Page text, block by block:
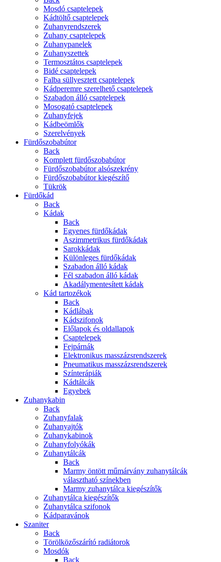
Mosdó csaptelepek
Kádtöltő csaptelepek
Zuhanyrendszerek
Zuhany csaptelepek
Zuhanypanelek
Zuhanyszettek
Termosztátos csaptelepek
Bidé csaptelepek
Falba süllyesztett csaptelepek
Kádperemre szerelhető csaptelepek
Szabadon álló csaptelepek
Mosogató csaptelepek
Zuhanyfejek
Kádbeömlők
Szerelvények
Fürdőszobabútor
Back
Komplett fürdőszobabútor
Fürdőszobabútor alsószekrény
Fürdőszobabútor kiegészítő
Tükrök
Fürdőkád
Back
Kádak
Back
Egyenes fürdőkádak
Aszimmetrikus fürdőkádak
Sarokkádak
Különleges fürdőkádak
Szabadon álló kádak
Fél szabadon álló kádak
Akadálymentesített kádak
Kád tartozékok
Back
Kádlábak
Kádszifonok
Előlapok és oldallapok
Csaptelepek
Fejpárnák
Elektronikus masszázsrendszerek
Pneumatikus masszázsrendszerek
Színterápiák
Kádtálcák
Egyebek
Zuhanykabin
Back
Zuhanyfalak
Zuhanyajtók
Zuhanykabinok
Zuhanyfolyókák
Zuhanytálcák
Back
Marmy öntött műmárvány zuhanytálcák
választható színekben
Marmy zuhanytálca kiegészítők
Zuhanytálca kiegészítők
Zuhanytálca szifonok
Kádparavánok
Szaniter
Back
Törölközőszárító radiátorok
Mosdók
Back